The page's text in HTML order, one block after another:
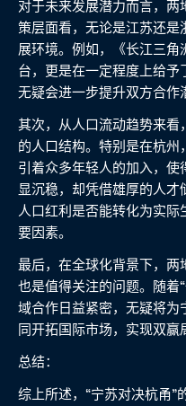
对于未来发展潜力而言，
策层面看，无论是江苏还是
展环境。例如，《长江三
台，更是在一定程度上给
无疑会进一步提升双方合作
其次，从人口流动趋势来
的人口结构。特别是在杭
引着众多年轻人的加入，
显沉稳，却凭借雄厚的人
人口红利是否能转化为实
要因素。
最后，在全球化背景下，
也是值得关注的问题。随着
域合作日益紧密，无疑将
同开拓国际市场，实现双赢
总结：
综上所述，“宁苏对决杭甬”